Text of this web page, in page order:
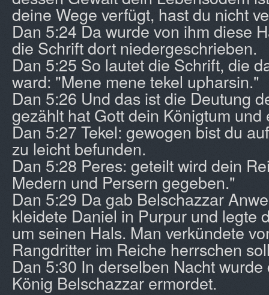
deine Wege verfügt, hast du nicht
Dan 5:24 Da wurde von ihm diese
die Schrift dort niedergeschrieben.
Dan 5:25 So lautet die Schrift, die
ward: "Mene mene tekel upharsin."
Dan 5:26 Und das ist die Deutung
gezählt hat Gott dein Königtum und
Dan 5:27 Tekel: gewogen bist du
zu leicht befunden.
Dan 5:28 Peres: geteilt wird dein
Medern und Persern gegeben."
Dan 5:29 Da gab Belschazzar
kleidete Daniel in Purpur und legte
um seinen Hals. Man verkündete
Rangdritter im Reiche herrschen
Dan 5:30 In derselben Nacht
König Belschazzar ermordet.